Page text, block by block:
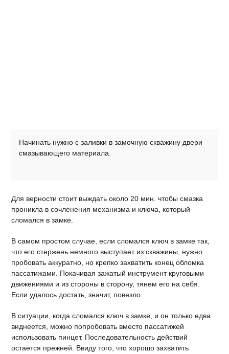
Начинать нужно с заливки в замочную скважину двери
смазывающего материала.
Для верности стоит выждать около 20 мин. чтобы смазка
проникла в сочленения механизма и ключа, который
сломался в замке.
В самом простом случае, если сломался ключ в замке так,
что его стержень немного выступает из скважины, нужно
пробовать аккуратно, но крепко захватить конец обломка
пассатижами. Покачивая зажатый инструмент круговыми
движениями и из стороны в сторону, тянем его на себя.
Если удалось достать, значит, повезло.
В ситуации, когда сломался ключ в замке, и он только едва
виднеется, можно попробовать вместо пассатижей
использовать пинцет. Последовательность действий
остается прежней. Ввиду того, что хорошо захватить